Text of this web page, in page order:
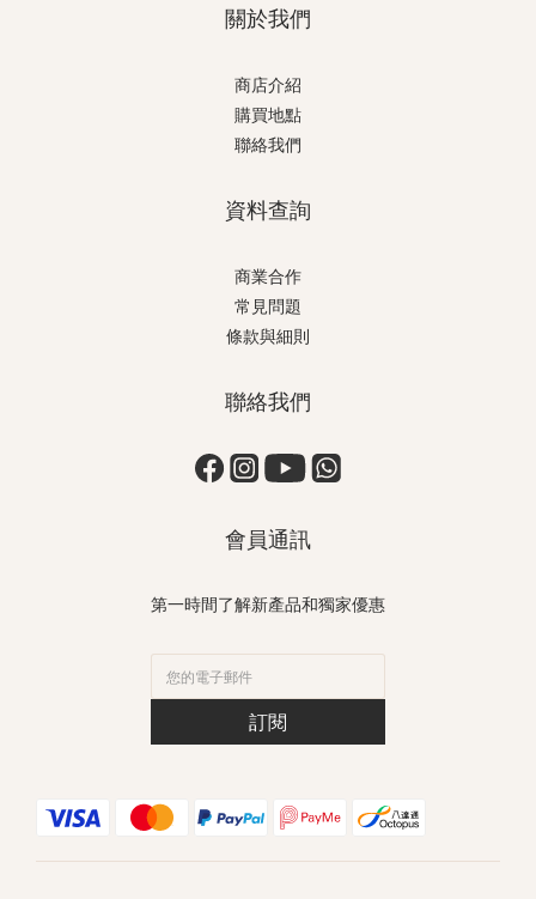
關於我們
商店介紹
購買地點
聯絡我們
資料查詢
商業合作
常見問題
條款與細則
聯絡我們
會員通訊
第一時間了解新產品和獨家優惠
訂閱